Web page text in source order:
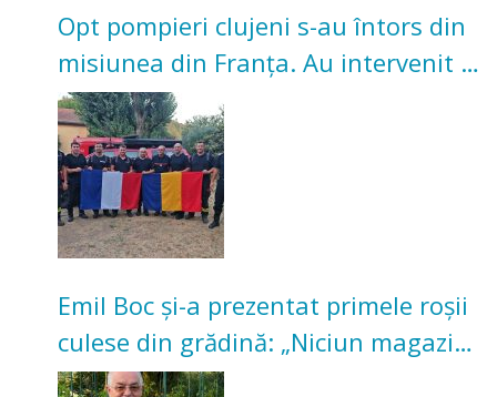
Opt pompieri clujeni s-au întors din
misiunea din Franța. Au intervenit la
incendii de vegetație și pădure
Emil Boc și-a prezentat primele roșii
culese din grădină: „Niciun magazin
nu poate oferi această satisfacție”